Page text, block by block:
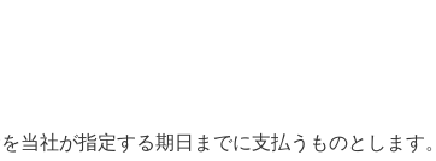
当社が指定する期日までに支払うものとします。